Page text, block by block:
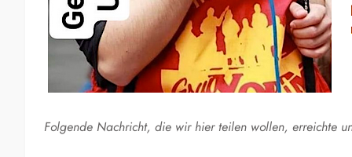
Folgende Nachricht, die wir hier teilen wollen, erreichte